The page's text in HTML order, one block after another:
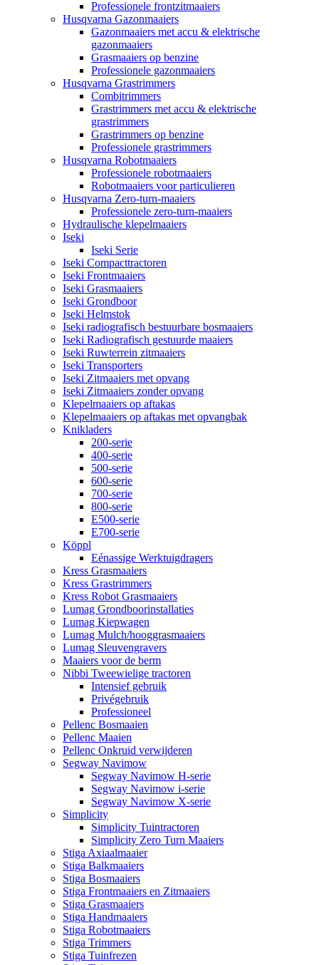
Professionele frontzitmaaiers
Husqvarna Gazonmaaiers
Gazonmaaiers met accu & elektrische
gazonmaaiers
Grasmaaiers op benzine
Professionele gazonmaaiers
Husqvarna Grastrimmers
Combitrimmers
Grastrimmers met accu & elektrische
grastrimmers
Grastrimmers op benzine
Professionele grastrimmers
Husqvarna Robotmaaiers
Professionele robotmaaiers
Robotmaaiers voor particulieren
Husqvarna Zero-turn-maaiers
Professionele zero-turn-maaiers
Hydraulische klepelmaaiers
Iseki
Iseki Serie
Iseki Compacttractoren
Iseki Frontmaaiers
Iseki Grasmaaiers
Iseki Grondboor
Iseki Helmstok
Iseki radiografisch bestuurbare bosmaaiers
Iseki Radiografisch gestuurde maaiers
Iseki Ruwterrein zitmaaiers
Iseki Transporters
Iseki Zitmaaiers met opvang
Iseki Zitmaaiers zonder opvang
Klepelmaaiers op aftakas
Klepelmaaiers op aftakas met opvangbak
Knikladers
200-serie
400-serie
500-serie
600-serie
700-serie
800-serie
E500-serie
E700-serie
Köppl
Eénassige Werktuigdragers
Kress Grasmaaiers
Kress Grastrimmers
Kress Robot Grasmaaiers
Lumag Grondboorinstallaties
Lumag Kiepwagen
Lumag Mulch/hooggrasmaaiers
Lumag Sleuvengravers
Maaiers voor de berm
Nibbi Tweewielige tractoren
Intensief gebruik
Privégebruik
Professioneel
Pellenc Bosmaaien
Pellenc Maaien
Pellenc Onkruid verwijderen
Segway Navimow
Segway Navimow H-serie
Segway Navimow i-serie
Segway Navimow X-serie
Simplicity
Simplicity Tuintractoren
Simplicity Zero Turn Maaiers
Stiga Axiaalmaaier
Stiga Balkmaaiers
Stiga Bosmaaiers
Stiga Frontmaaiers en Zitmaaiers
Stiga Grasmaaiers
Stiga Handmaaiers
Stiga Robotmaaiers
Stiga Trimmers
Stiga Tuinfrezen